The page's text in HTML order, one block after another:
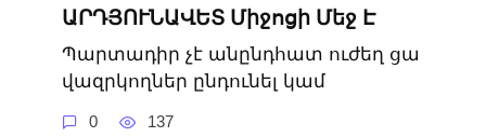
ԱՐԴՅՈՒՆԱՎԵՏ Միջոցի Մեջ Է
Պարտադիր չէ անընդհատ ուժեղ ցա
վազրկողներ ընդունել կամ
0 137